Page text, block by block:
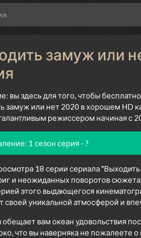
замуж или
вы здесь для того, чтобы
замуж или нет 2020 в хорошем HD
режиссером начиная с
1 сезон серия - ?
18 серии сериала
и неожиданных поворотов
этого выдающегося
своей уникальной атмосферой и
обещает вам океан удовольствия
что вы наверняка не пожалеете